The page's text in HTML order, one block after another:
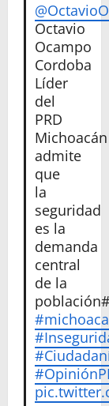
Octavio
Ocampo
Cordoba
Líder
del
PRD
Michoacán
admite
que
la
seguridad
es la
demanda
central
de la